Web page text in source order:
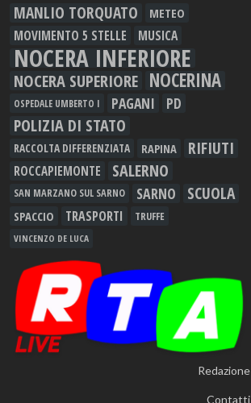
MANLIO TORQUATO METEO
MOVIMENTO 5 STELLE MUSICA
NOCERA INFERIORE
NOCERA SUPERIORE NOCERINA
OSPEDALE UMBERTO I PAGANI PD
POLIZIA DI STATO
RACCOLTA DIFFERENZIATA RAPINA RIFIUTI
ROCCAPIEMONTE SALERNO
SAN MARZANO SUL SARNO SARNO SCUOLA
SPACCIO TRASPORTI TRUFFE
VINCENZO DE LUCA
Redazione
Contatti